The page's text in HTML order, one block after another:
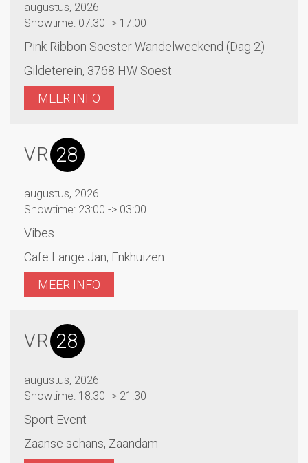
augustus, 2026
Showtime: 07:30 -> 17:00
Pink Ribbon Soester Wandelweekend (Dag 2)
Gildeterein, 3768 HW Soest
MEER INFO
VR 28
augustus, 2026
Showtime: 23:00 -> 03:00
Vibes
Cafe Lange Jan, Enkhuizen
MEER INFO
VR 28
augustus, 2026
Showtime: 18:30 -> 21:30
Sport Event
Zaanse schans, Zaandam